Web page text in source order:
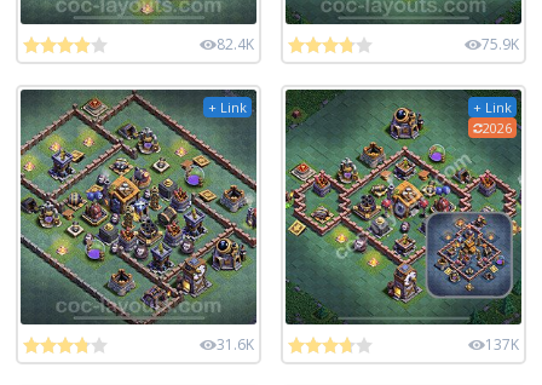
82.4K 75.9K
+ Link
31.6K
+ Link
2026
137K